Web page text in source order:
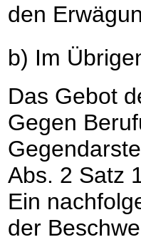
den
b) Im
Das Gebot
Gegen
Abs. 2 Satz
Ein
der